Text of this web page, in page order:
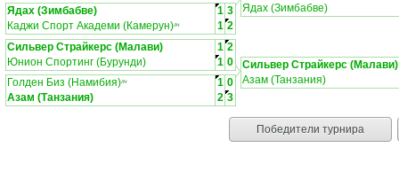
Ядах (Зимбабве)
1 3
Каджи Спорт Академи (Камерун)ЛЧ 1 2
Ядах (Зимбабве)
Сильвер Страйкерс (Малави) 1 2
Юнион Спортинг (Бурунди)
1 0
Голден Биз (Намибия)ЛЧ 1 0
Азам (Танзания)
2 3
Сильвер Страйкерс (Малави)
Азам (Танзания)
Победители турнира